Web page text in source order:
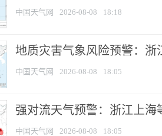
中国天气网 2026-08-08 18:18
地质灾害气象风险预警：
中国天气网 2026-08-08 18:05
强对流天气预警：浙江上海
中国天气网 2026-08-08 18:05